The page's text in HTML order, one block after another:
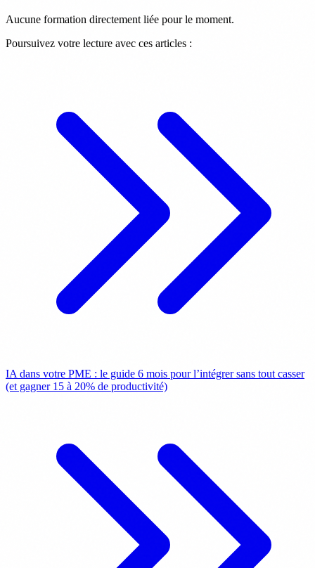
Aucune formation directement liée pour le moment.
Poursuivez votre lecture avec ces articles :
IA dans votre PME : le guide 6 mois pour l’intégrer sans tout casser
(et gagner 15 à 20% de productivité)